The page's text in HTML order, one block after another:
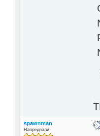
spawnman
Напреднали